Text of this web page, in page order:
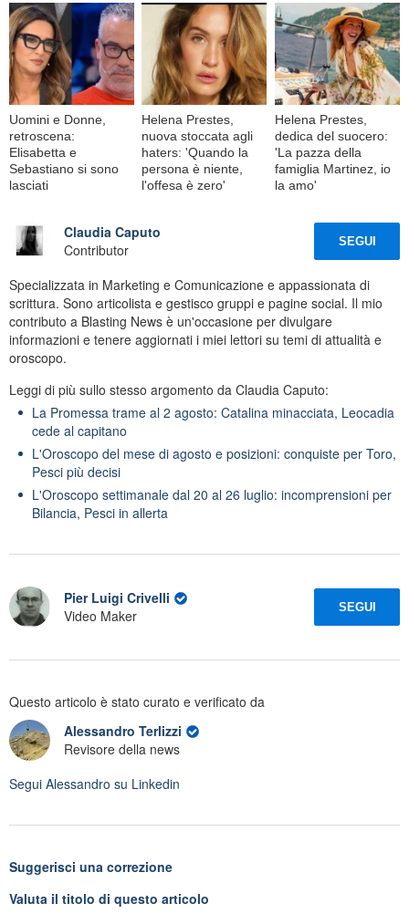
Uomini e Donne,
retroscena:
Elisabetta e
Sebastiano si sono
lasciati
Helena Prestes,
nuova stoccata agli
haters: 'Quando la
persona è niente,
l'offesa è zero'
Helena Prestes,
dedica del suocero:
'La pazza della
famiglia Martinez, io
la amo'
Claudia Caputo
Contributor
SEGUI
Specializzata in Marketing e Comunicazione e appassionata di
scrittura. Sono articolista e gestisco gruppi e pagine social. Il mio
contributo a Blasting News è un'occasione per divulgare
informazioni e tenere aggiornati i miei lettori su temi di attualità e
oroscopo.
Leggi di più sullo stesso argomento da Claudia Caputo:
La Promessa trame al 2 agosto: Catalina minacciata, Leocadia
cede al capitano
L'Oroscopo del mese di agosto e posizioni: conquiste per Toro,
Pesci più decisi
L'Oroscopo settimanale dal 20 al 26 luglio: incomprensioni per
Bilancia, Pesci in allerta
Pier Luigi Crivelli
Video Maker
SEGUI
Questo articolo è stato curato e verificato da
Alessandro Terlizzi
Revisore della news
Segui Alessandro su Linkedin
Suggerisci una correzione
Valuta il titolo di questo articolo